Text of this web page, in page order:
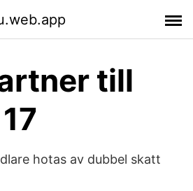
till
hotas av dubbel skatt